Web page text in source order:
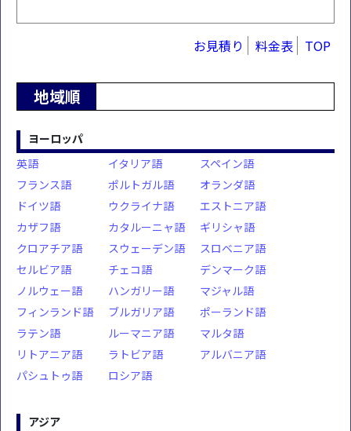
お見積り 料金表 TOP
地域順
ヨーロッパ
英語
イタリア語
スペイン語
フランス語
ポルトガル語
オランダ語
ドイツ語
ウクライナ語
エストニア語
カザフ語
カタルーニャ語
ギリシャ語
クロアチア語
スウェーデン語
スロベニア語
セルビア語
チェコ語
デンマーク語
ノルウェー語
ハンガリー語
マジャル語
フィンランド語
ブルガリア語
ポーランド語
ラテン語
ルーマニア語
マルタ語
リトアニア語
ラトビア語
アルバニア語
パシュトゥ語
ロシア語
アジア